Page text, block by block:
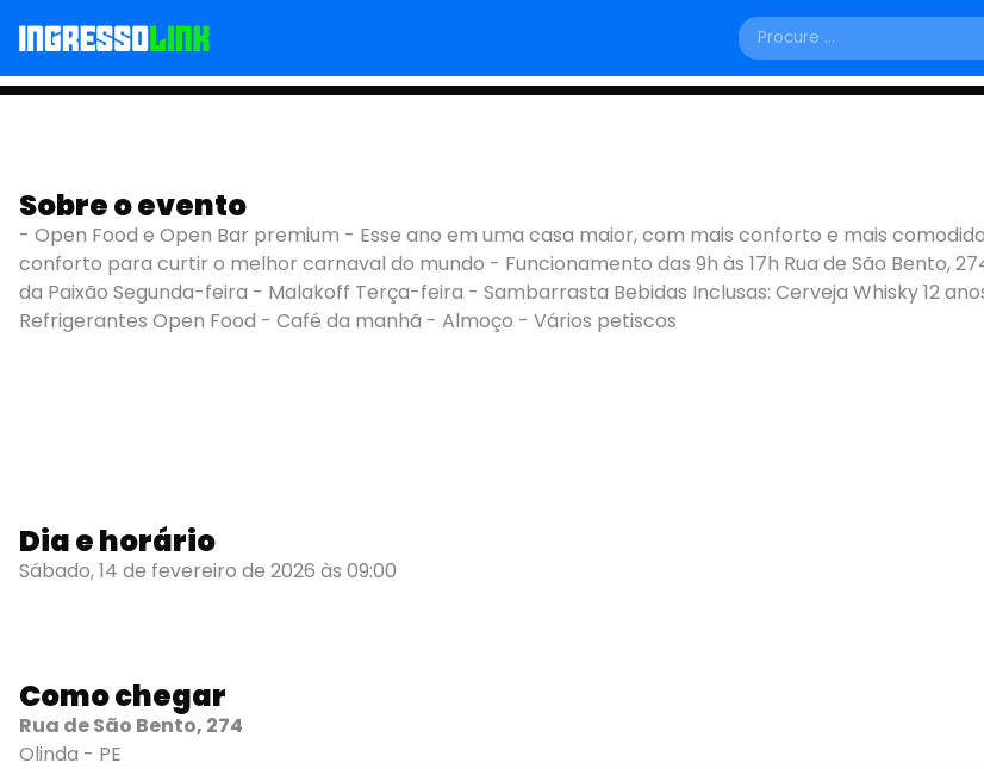
Carnaval La Casa Quatro Cantos 2026
Olinda - PE
Sobre o evento
- Open Food e Open Bar premium - Esse ano em uma casa maior, com mais conforto e mais
conforto para curtir o melhor carnaval do mundo - Funcionamento das 9h às 17h Rua de São Bento,
da Paixão Segunda-feira - Malakoff Terça-feira - Sambarrasta Bebidas Inclusas: Cerveja Whisky 12
Refrigerantes Open Food - Café da manhã - Almoço - Vários petiscos
Dia e horário
Sábado, 14 de fevereiro de 2026 às 09:00
Como chegar
Rua de São Bento, 274
Olinda - PE